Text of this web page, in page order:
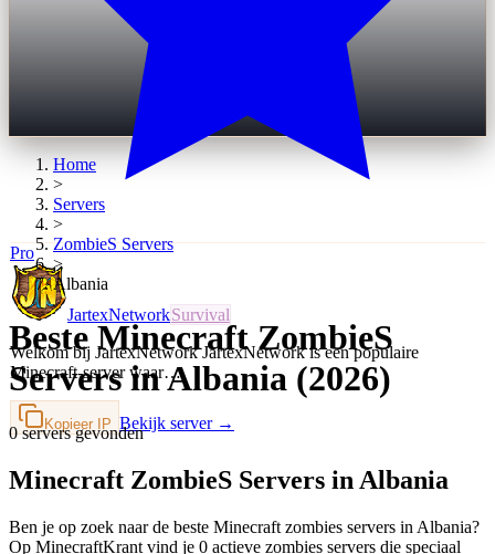
Pro
JartexNetworkSurvival
Welkom bij JartexNetwork JartexNetwork is een populaire
Minecraft-server waar…
Kopieer IP Bekijk server →
Home
>
Servers
>
ZombieSServers
>
Albania
Beste Minecraft ZombieS
Servers in Albania (2026)
0 servers gevonden
Minecraft ZombieS Servers in Albania
Ben je op zoek naar de beste Minecraft zombies servers in Albania?
Op MinecraftKrant vind je 0 actieve zombies servers die speciaal